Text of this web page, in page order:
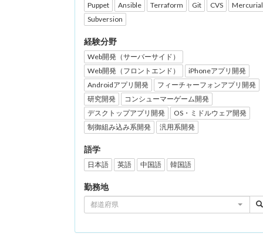
Puppet
Ansible Terraform Git CVS
Mercurial
Subversion
経験分野
Web開発（サーバーサイド）
Web開発（フロントエンド）
iPhoneアプリ開発
Androidアプリ開発
フィーチャーフォンアプリ開発
研究開発
コンシューマーゲーム開発
デスクトップアプリ開発
OS・ミドルウェア開発
制御組み込み系開発
汎用系開発
語学
日本語 英語 中国語 韓国語
勤務地
都道府県